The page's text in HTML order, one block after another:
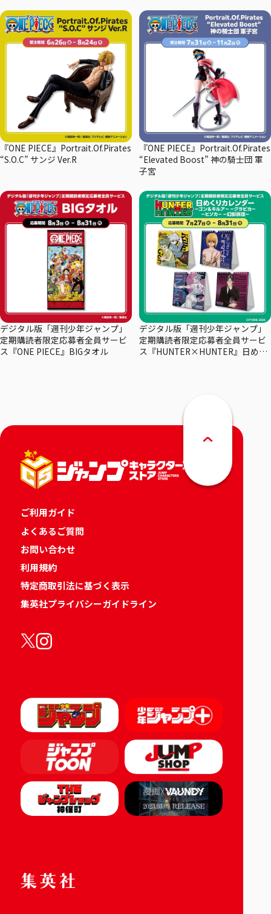
『ONE PIECE』Portrait.Of.Pirates
“S.O.C” サンジ Ver.R
『ONE PIECE』Portrait.Of.Pirates
“Elevated Boost” 神の騎士団 軍
子宮
デジタル版「週刊少年ジャンプ」
定期購読者限定応募者全員サービ
ス『ONE PIECE』BIGタオル
デジタル版「週刊少年ジャンプ」
定期購読者限定応募者全員サービ
ス『HUNTER×HUNTER』日めく
ご利用ガイド
よくあるご質問
お問い合わせ
利用規約
特定商取引法に基づく表示
集英社プライバシーガイドライン